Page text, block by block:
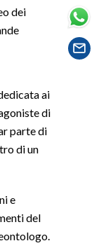
dei
ai
di
parte di
di un
e
del